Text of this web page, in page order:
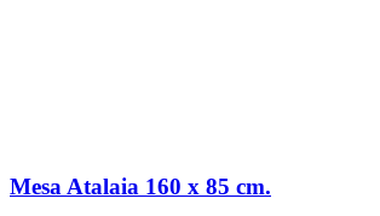
Mesa Atalaia 160 x 85 cm.